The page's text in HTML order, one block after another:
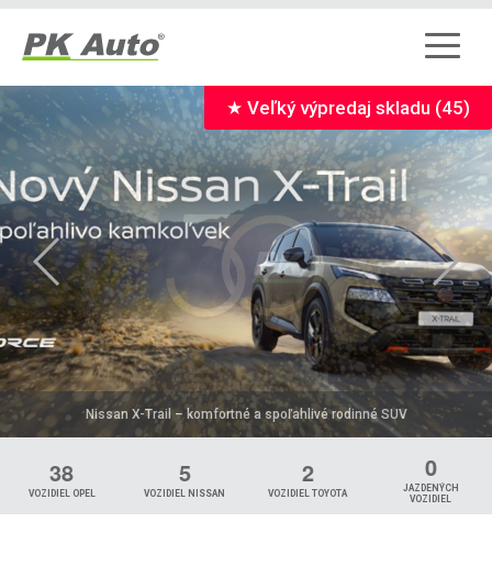
★ Veľký výpredaj skladu (45)
Nissan X-Trail – komfortné a spoľahlivé rodinné SUV
30 ROKOV PK AUTO
38
VOZIDIEL OPEL
5
VOZIDIEL NISSAN
2
VOZIDIEL TOYOTA
0
JAZDENÝCH
VOZIDIEL